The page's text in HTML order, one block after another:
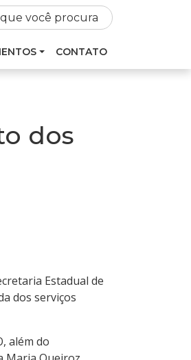
CONTATO
dos
Estadual de
dos serviços
além do